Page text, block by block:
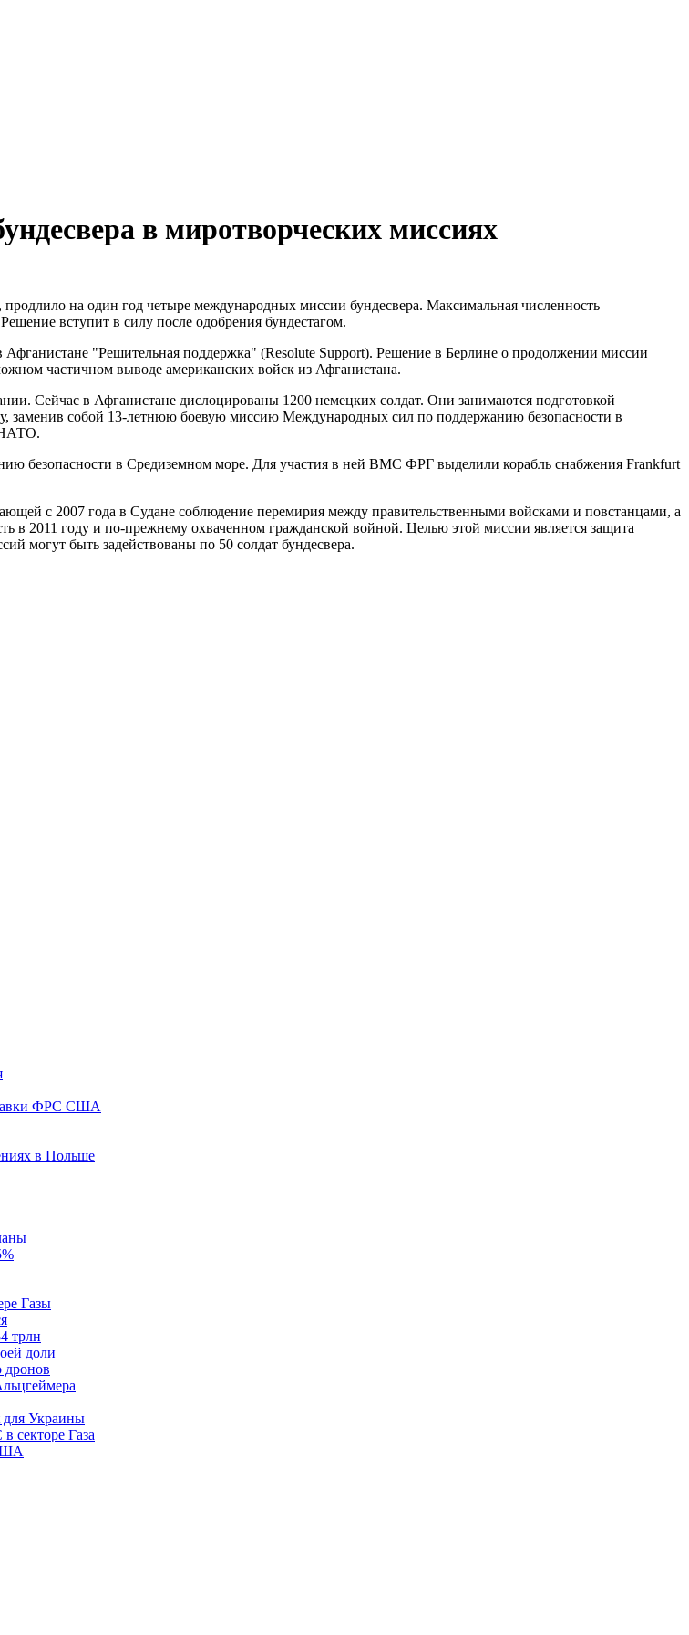
в миротворческих миссиях
продлило на один год четыре международных миссии бундесвера. Максимальная численность
вступит в силу после одобрения бундестагом.
"Решительная поддержка" (Resolute Support). Решение в Берлине о продолжении миссии
частичном выводе американских войск из Афганистана.
Сейчас в Афганистане дислоцированы 1200 немецких солдат. Они занимаются подготовкой
заменив собой 13-летнюю боевую миссию Международных сил по поддержанию безопасности в
НАТО.
безопасности в Средиземном море. Для участия в ней ВМС ФРГ выделили корабль снабжения Frankfurt
с 2007 года в Судане соблюдение перемирия между правительственными войсками и повстанцами, а
2011 году и по-прежнему охваченном гражданской войной. Целью этой миссии является защита
могут быть задействованы по 50 солдат бундесвера.
ФРС США
в Польше
Газы
трлн
доли
дронов
для Украины
секторе Газа